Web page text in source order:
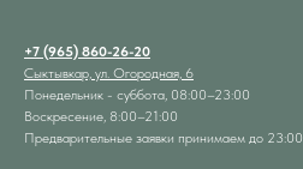
+7 (965) 860-26-20
Сыктывкар, ул. Огородная, 6
Понедельник - суббота, 08:00–23:00
Воскресение, 8:00–21:00
Предварительные заявки принимаем до 23:00